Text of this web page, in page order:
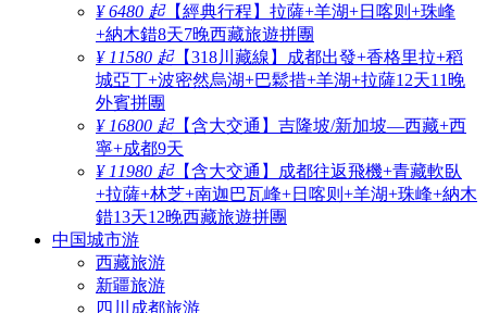
¥ 6480 起【經典行程】拉薩+羊湖+日喀则+珠峰
+納木錯8天7晚西藏旅遊拼團
¥ 11580 起【318川藏線】成都出發+香格里拉+稻
城亞丁+波密然烏湖+巴鬆措+羊湖+拉薩12天11晚
外賓拼團
¥ 16800 起【含大交通】吉隆坡/新加坡—西藏+西
寧+成都9天
¥ 11980 起【含大交通】成都往返飛機+青藏軟臥
+拉薩+林芝+南迦巴瓦峰+日喀则+羊湖+珠峰+納木
錯13天12晚西藏旅遊拼團
中国城市游
西藏旅游
新疆旅游
四川成都旅游